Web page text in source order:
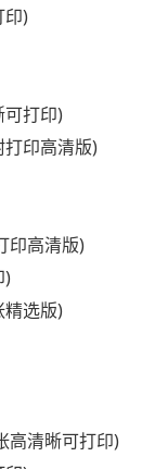
印)
可打印)
印高清版)
印高清版)
)
精选版)
高清晰可打印)